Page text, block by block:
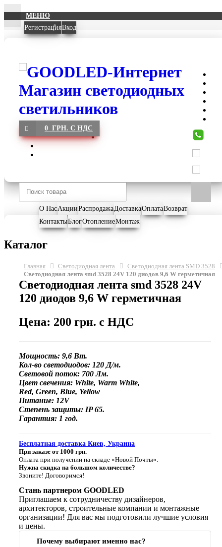
МЕНЮ
РегистрацияВход
0 ГРН. С НДС
О НасАкцииРаспродажаДоставкаОплатаВозврат
КонтактыБлогОтоплениеМонтаж
Каталог
Главная Светодиодная лента
Светодиодная лента SMD 3528
Светодиодная лента smd 3528 24V 120 диодов 9,6 W герметичная
Светодиодная лента smd 3528 24V
120 диодов 9,6 W герметичная
Цена: 200 грн. с НДС
Мощность: 9,6 Вт.
Кол-во светодиодов: 120 Д/м.
Световой поток: 700 Лм.
Цвет свечения: White, Warm White,
Red, Green, Blue, Yellow
Питание: 12V
Степень защиты: IP 65.
Гарантия: 1 год.
Бесплатная доставка Киев, Украина
При заказе от 1000 грн.
Оплата при получении на складе «Новой Почты».
Нужна скидка на большом количестве?
Звоните! Договоримся!
Стань партнером GOODLED
Приглашаем к сотрудничеству дизайнеров,
архитекторов, строительные компании и монтажные
организации! Для вас мы подготовили лучшие условия
и цены.
Почему выбирают именно нас?